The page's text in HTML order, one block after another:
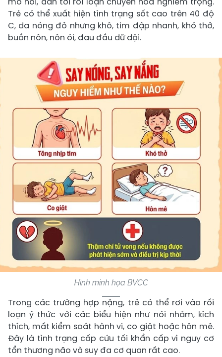
Trẻ có thể xuất hiện tình trạng sốt cao trên 40 độ
C, da nóng đỏ nhưng khô, tim đập nhanh, khó thở,
buồn nôn, nôn ói, đau đầu dữ dội.
Hình minh họa BVCC
Trong các trường hợp nặng, trẻ có thể rơi vào rối
loạn ý thức với các biểu hiện như nói nhảm, kích
thích, mất kiểm soát hành vi, co giật hoặc hôn mê.
Đây là tình trạng cấp cứu tối khẩn cấp vì nguy cơ
tổn thương não và suy đa cơ quan rất cao.